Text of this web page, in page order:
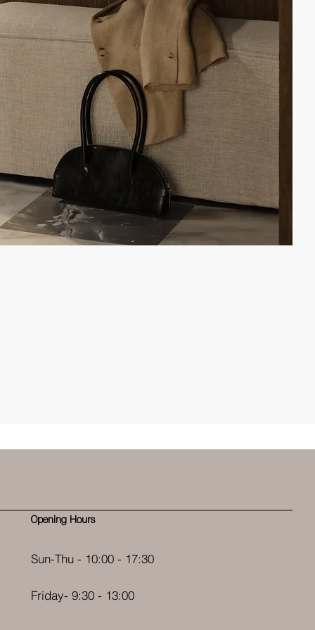
Opening Hours
Sun-Thu - 10:00 - 17:30
Friday- 9:30 - 13:00